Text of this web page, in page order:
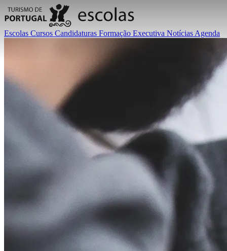
Escolas Cursos Candidaturas Formação Executiva Notícias Agenda